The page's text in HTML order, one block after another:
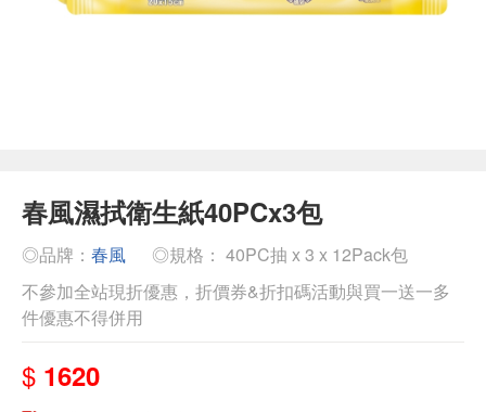
春風濕拭衛生紙40PCx3包
◎品牌： 春風
◎規格： 40PC抽 x 3 x 12Pack包
不參加全站現折優惠，折價券&折扣碼活動與買一送一多
件優惠不得併用
$ 1620